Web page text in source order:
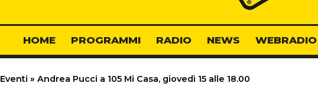
HOME PROGRAMMI RADIO NEWS WEBRADIO
Eventi » Andrea Pucci a 105 Mi Casa, giovedì 15 alle 18.00